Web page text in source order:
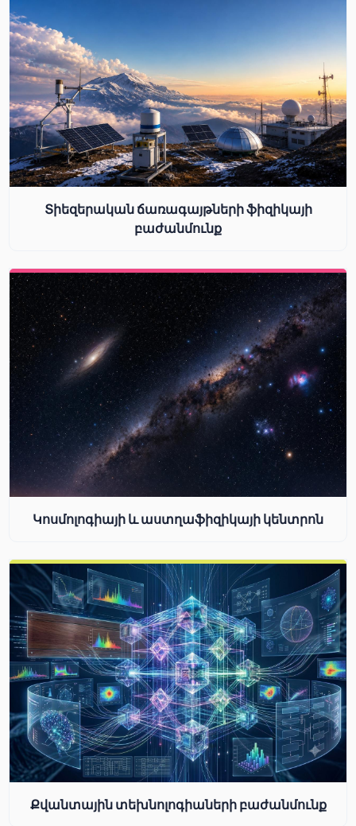
Տիեզերական ճառագայթների ֆիզիկայի
բաժանմունք
Կոսմոլոգիայի և աստղաֆիզիկայի կենտրոն
Քվանտային տեխնոլոգիաների բաժանմունք